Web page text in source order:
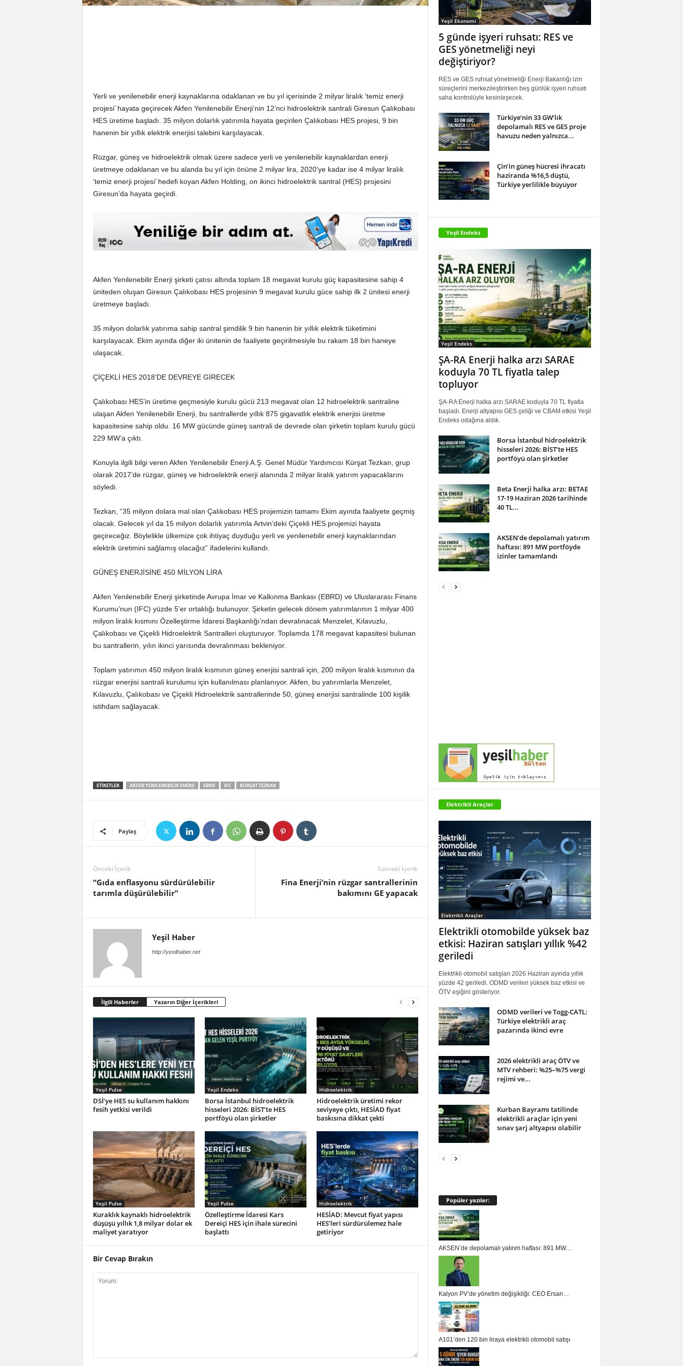
Yerli ve yenilenebilir enerji kaynaklarına odaklanan ve bu yıl içerisinde 2 milyar liralık ‘temiz enerji
projesi’ hayata geçirecek Akfen Yenilenebilir Enerji’nin 12’nci hidroelektrik santrali Giresun Çalıkobası
HES üretime başladı. 35 milyon dolarlık yatırımla hayata geçirilen Çalıkobası HES projesi, 9 bin
hanenin bir yıllık elektrik enerjisi talebini karşılayacak.
Rüzgar, güneş ve hidroelektrik olmak üzere sadece yerli ve yenilenebilir kaynaklardan enerji
üretmeye odaklanan ve bu alanda bu yıl için önüne 2 milyar lira, 2020’ye kadar ise 4 milyar liralık
‘temiz enerji projesi’ hedefi koyan Akfen Holding, on ikinci hidroelektrik santral (HES) projesini
Giresun’da hayata geçirdi.
Akfen Yenilenebilir Enerji şirketi çatısı altında toplam 18 megavat kurulu güç kapasitesine sahip 4
üniteden oluşan Giresun Çalıkobası HES projesinin 9 megavat kurulu güce sahip ilk 2 ünitesi enerji
üretmeye başladı.
35 milyon dolarlık yatırıma sahip santral şimdilik 9 bin hanenin bir yıllık elektrik tüketimini
karşılayacak. Ekim ayında diğer iki ünitenin de faaliyete geçirilmesiyle bu rakam 18 bin haneye
ulaşacak.
ÇİÇEKLİ HES 2018’DE DEVREYE GİRECEK
Çalıkobası HES’in üretime geçmesiyle kurulu gücü 213 megavat olan 12 hidroelektrik santraline
ulaşan Akfen Yenilenebilir Enerji, bu santrallerde yıllık 875 gigavatlık elektrik enerjisi üretme
kapasitesine sahip oldu. 16 MW gücünde güneş santrali de devrede olan şirketin toplam kurulu gücü
229 MW’a çıktı.
Konuyla ilgili bilgi veren Akfen Yenilenebilir Enerji A.Ş. Genel Müdür Yardımcısı Kürşat Tezkan, grup
olarak 2017’de rüzgar, güneş ve hidroelektrik enerji alanında 2 milyar liralık yatırım yapacaklarını
söyledi.
Tezkan, “35 milyon dolara mal olan Çalıkobası HES projemizin tamamı Ekim ayında faaliyete geçmiş
olacak. Gelecek yıl da 15 milyon dolarlık yatırımla Artvin’deki Çiçekli HES projemizi hayata
geçireceğiz. Böylelikle ülkemize çok ihtiyaç duyduğu yerli ve yenilenebilir enerji kaynaklarından
elektrik üretimini sağlamış olacağız” ifadelerini kullandı.
GÜNEŞ ENERJİSİNE 450 MİLYON LİRA
Akfen Yenilenebilir Enerji şirketinde Avrupa İmar ve Kalkınma Bankası (EBRD) ve Uluslararası Finans
Kurumu’nun (IFC) yüzde 5’er ortaklığı bulunuyor. Şirketin gelecek dönem yatırımlarının 1 milyar 400
milyon liralık kısmını Özelleştirme İdaresi Başkanlığı’ndan devralınacak Menzelet, Kılavuzlu,
Çalıkobası ve Çiçekli Hidroelektrik Santralleri oluşturuyor. Toplamda 178 megavat kapasitesi bulunan
bu santrallerin, yılın ikinci yarısında devralınması bekleniyor.
Toplam yatırımın 450 milyon liralık kısmının güneş enerjisi santrali için, 200 milyon liralık kısmının da
rüzgar enerjisi santrali kurulumu için kullanılması planlanıyor. Akfen, bu yatırımlarla Menzelet,
Kılavuzlu, Çalıkobası ve Çiçekli Hidroelektrik santrallerinde 50, güneş enerjisi santralinde 100 kişilik
istihdam sağlayacak.
ETIKETLER AKFEN YENILENEBILIR ENERJI EBRD IFC KÜRŞAT TEZKAN
Paylaş
Önceki İçerik
“Gıda enflasyonu sürdürülebilir
tarımla düşürülebilir”
Sonraki İçerik
Fina Enerji’nin rüzgar santrallerinin
bakımını GE yapacak
Yeşil Haber
http://yesilhaber.net
İlgili Haberler Yazarın Diğer İçerikleri
Yeşil Pulse
DSİ’ye HES su kullanım hakkını
fesih yetkisi verildi
Yeşil Endeks
Borsa İstanbul hidroelektrik
hisseleri 2026: BİST’te HES
portföyü olan şirketler
Hidroelektrik
Hidroelektrik üretimi rekor
seviyeye çıktı, HESİAD fiyat
baskısına dikkat çekti
Yeşil Pulse
Kuraklık kaynaklı hidroelektrik
düşüşü yıllık 1,8 milyar dolar ek
maliyet yaratıyor
Yeşil Pulse
Özelleştirme İdaresi Kars
Dereiçi HES için ihale sürecini
başlattı
Hidroelektrik
HESİAD: Mevcut fiyat yapısı
HES’leri sürdürülemez hale
getiriyor
Bir Cevap Bırakın
Yeşil Ekonomi
5 günde işyeri ruhsatı: RES ve
GES yönetmeliği neyi
değiştiriyor?
RES ve GES ruhsat yönetmeliği Enerji Bakanlığı izin
süreçlerini merkezileştirirken beş günlük işyeri ruhsatı
saha kontrolüyle kesinleşecek.
Türkiye’nin 33 GW’lık
depolamalı RES ve GES proje
havuzu neden yalnızca...
Çin’in güneş hücresi ihracatı
haziranda %16,5 düştü,
Türkiye yerlilikle büyüyor
Yeşil Endeks
Yeşil Endeks
ŞA-RA Enerji halka arzı SARAE
koduyla 70 TL fiyatla talep
topluyor
ŞA-RA Enerji halka arzı SARAE koduyla 70 TL fiyatla
başladı. Enerji altyapısı GES çeliği ve CBAM etkisi Yeşil
Endeks odağına aldık.
Borsa İstanbul hidroelektrik
hisseleri 2026: BİST’te HES
portföyü olan şirketler
Beta Enerji halka arzı: BETAE
17-19 Haziran 2026 tarihinde
40 TL...
AKSEN’de depolamalı yatırım
haftası: 891 MW portföyde
izinler tamamlandı
Elektrikli Araçlar
Elektrikli Araçlar
Elektrikli otomobilde yüksek baz
etkisi: Haziran satışları yıllık %42
geriledi
Elektrikli otomobil satışları 2026 Haziran ayında yıllık
yüzde 42 geriledi. ODMD verileri yüksek baz etkisi ve
ÖTV eşiğini gösteriyor.
ODMD verileri ve Togg-CATL:
Türkiye elektrikli araç
pazarında ikinci evre
2026 elektrikli araç ÖTV ve
MTV rehberi: %25–%75 vergi
rejimi ve...
Kurban Bayramı tatilinde
elektrikli araçlar için yeni
sınav şarj altyapısı olabilir
Popüler yazılar:
AKSEN’de depolamalı yatırım haftası: 891 MW…
Kalyon PV’de yönetim değişikliği: CEO Ersan…
A101’den 120 bin liraya elektrikli otomobil satışı